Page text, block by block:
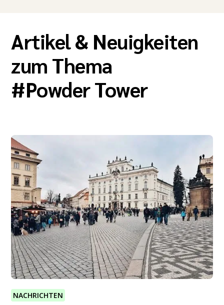
Artikel & Neuigkeiten
zum Thema
#Powder Tower
NACHRICHTEN